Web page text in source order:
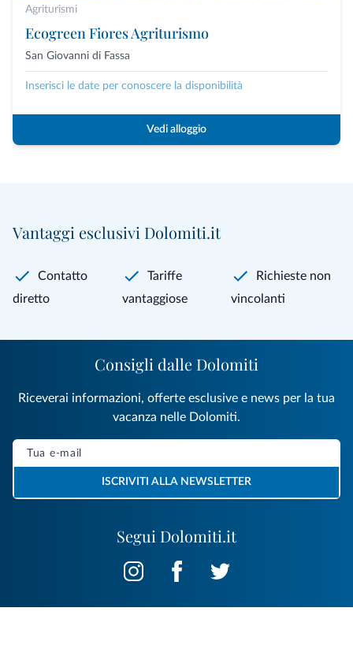
Agriturismi
Ecogreen Fiores Agriturismo
San Giovanni di Fassa
Inserisci le date per conoscere la disponibilità
Vedi alloggio
Vantaggi esclusivi Dolomiti.it
Contatto
diretto
Tariffe
vantaggiose
Richieste non
vincolanti
Segui Dolomiti.it
Consigli dalle Dolomiti
Riceverai informazioni, offerte esclusive e news per la tua
vacanza nelle Dolomiti.
ISCRIVITI ALLA NEWSLETTER